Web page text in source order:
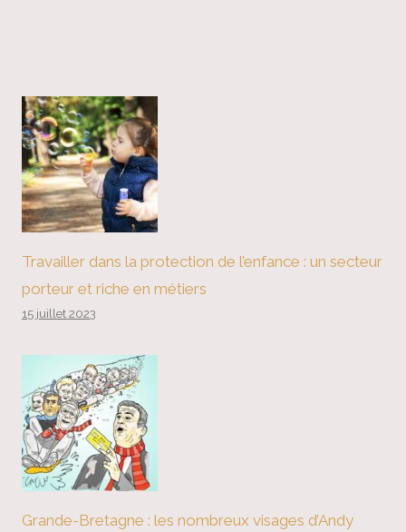
Travailler dans la protection de l’enfance : un secteur
porteur et riche en métiers
15 juillet 2023
Grande-Bretagne : les nombreux visages d’Andy